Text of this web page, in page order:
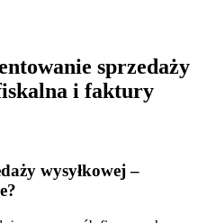
sprzedaży
i faktury
wysyłkowej –